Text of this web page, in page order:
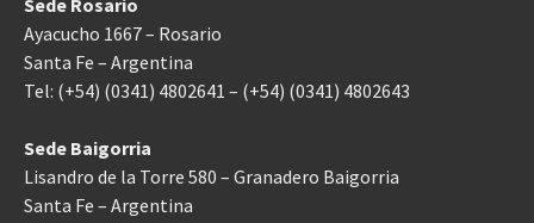
Sede Rosario
Ayacucho 1667 – Rosario
Santa Fe – Argentina
Tel: (+54) (0341) 4802641 – (+54) (0341) 4802643
Sede Baigorria
Lisandro de la Torre 580 – Granadero Baigorria
Santa Fe – Argentina